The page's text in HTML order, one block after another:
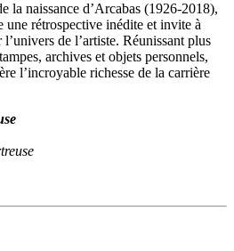
la naissance d’Arcabas (1926-2018),
une rétrospective inédite et invite à
de l’artiste. Réunissant plus
archives et objets personnels,
l’incroyable richesse de la carrière